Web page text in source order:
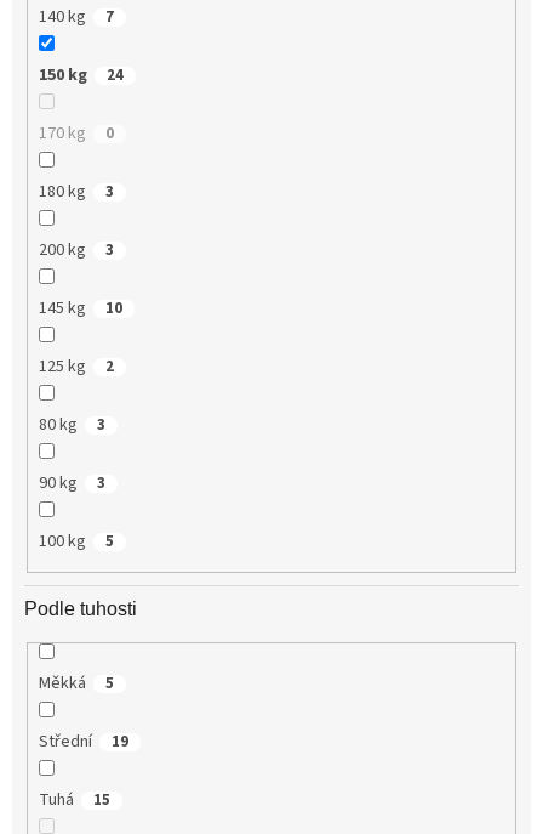
140 kg 7
150 kg 24
170 kg 0
180 kg 3
200 kg 3
145 kg 10
125 kg 2
80 kg 3
90 kg 3
100 kg 5
Podle tuhosti
Měkká 5
Střední 19
Tuhá 15